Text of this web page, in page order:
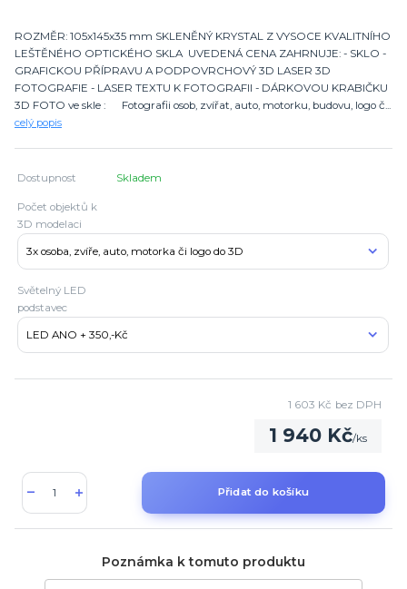
ROZMĚR: 105x145x35 mm SKLENĚNÝ KRYSTAL Z VYSOCE KVALITNÍHO
LEŠTĚNÉHO OPTICKÉHO SKLA UVEDENÁ CENA ZAHRNUJE: - SKLO -
GRAFICKOU PŘÍPRAVU A PODPOVRCHOVÝ 3D LASER 3D
FOTOGRAFIE - LASER TEXTU K FOTOGRAFII - DÁRKOVOU KRABIČKU
3D FOTO ve skle : Fotografii osob, zvířat, auto, motorku, budovu, logo č...
celý popis
Dostupnost Skladem
Počet objektů k
3D modelaci
Světelný LED
podstavec
1 940 Kč/ks
1 603 Kč bez DPH
Přidat do košíku
Poznámka k tomuto produktu